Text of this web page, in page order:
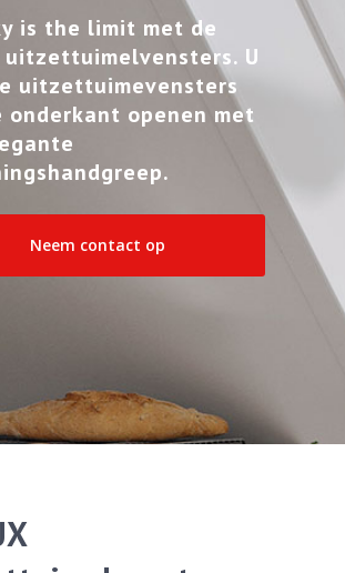
is the limit met de
uitzettuimelvensters. U
uitzettuimevensters
onderkant openen met
Neem contact op